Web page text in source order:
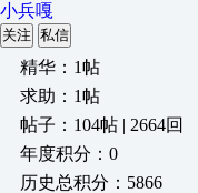
小兵嘎
关注 私信
精华：1帖
求助：1帖
帖子：104帖 | 2664回
年度积分：0
历史总积分：5866